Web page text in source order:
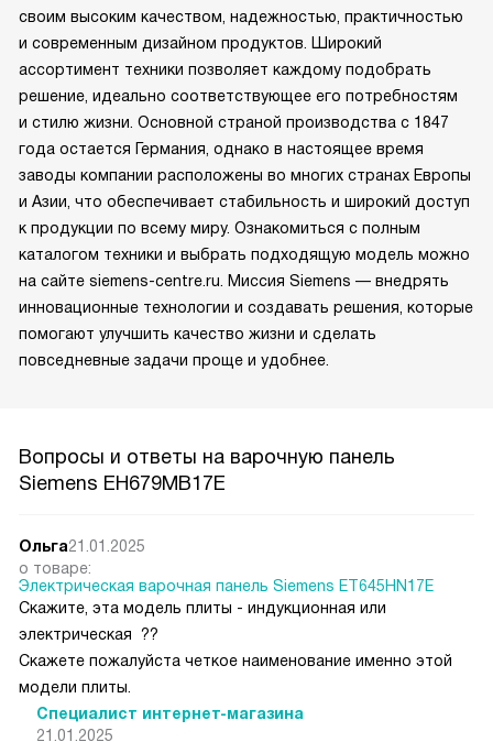
своим высоким качеством, надежностью, практичностью
и современным дизайном продуктов. Широкий
ассортимент техники позволяет каждому подобрать
решение, идеально соответствующее его потребностям
и стилю жизни. Основной страной производства с 1847
года остается Германия, однако в настоящее время
заводы компании расположены во многих странах Европы
и Азии, что обеспечивает стабильность и широкий доступ
к продукции по всему миру. Ознакомиться с полным
каталогом техники и выбрать подходящую модель можно
на сайте siemens-centre.ru. Миссия Siemens — внедрять
инновационные технологии и создавать решения, которые
помогают улучшить качество жизни и сделать
повседневные задачи проще и удобнее.
Вопросы и ответы на варочную панель
Siemens EH679MB17E
Ольга21.01.2025
о товаре:
Электрическая варочная панель Siemens ET645HN17E
Скажите, эта модель плиты - индукционная или
электрическая ??
Скажете пожалуйста четкое наименование именно этой
модели плиты.
Специалист интернет-магазина
21.01.2025